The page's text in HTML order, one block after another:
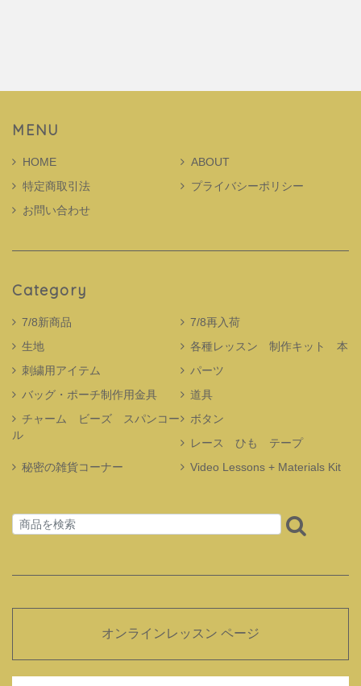
MENU
HOME
ABOUT
特定商取引法
プライバシーポリシー
お問い合わせ
Category
7/8新商品
7/8再入荷
生地
各種レッスン 制作キット 本
刺繍用アイテム
パーツ
バッグ・ポーチ制作用金具
道具
チャーム ビーズ スパンコー
ル
ボタン
レース ひも テープ
秘密の雑貨コーナー
Video Lessons + Materials Kit
オンラインレッスン ページ